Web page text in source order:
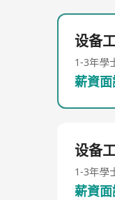
设备
1-3年學
薪資
设备
1-3年學
薪資